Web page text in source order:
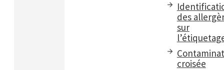
des
sur
croisée